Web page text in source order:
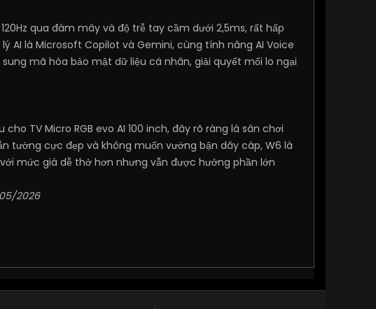
qua đám mây và độ trễ tay cầm dưới 2,5ms, rất hấp
AI là Microsoft Copilot và Gemini, cùng tính năng AI Voice
mã hóa bảo mật dữ liệu cá nhân, giải quyết mối lo ngại
cho TV Micro RGB evo AI 100 inch, đây rõ ràng là sân chơi
tường cực đẹp và không muốn vướng bận dây cáp, W6 là
mức giá dễ thở hơn nhưng vẫn được hưởng phần lớn
2026